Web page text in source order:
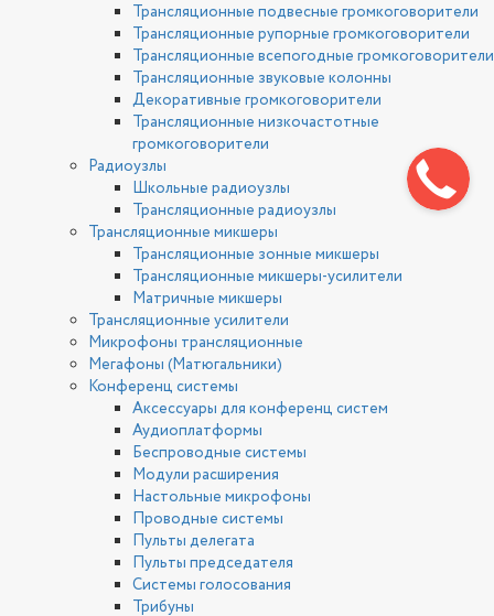
Трансляционные подвесные громкоговорители
Трансляционные рупорные громкоговорители
Трансляционные всепогодные громкоговорители
Трансляционные звуковые колонны
Декоративные громкоговорители
Трансляционные низкочастотные
громкоговорители
Радиоузлы
Школьные радиоузлы
Трансляционные радиоузлы
Трансляционные микшеры
Трансляционные зонные микшеры
Трансляционные микшеры-усилители
Матричные микшеры
Трансляционные усилители
Микрофоны трансляционные
Мегафоны (Матюгальники)
Конференц системы
Аксессуары для конференц систем
Аудиоплатформы
Беспроводные системы
Модули расширения
Настольные микрофоны
Проводные системы
Пульты делегата
Пульты председателя
Системы голосования
Трибуны